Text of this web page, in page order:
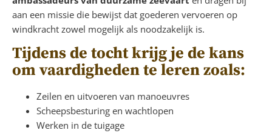
aan een missie die bewijst dat goederen vervoeren op
windkracht zowel mogelijk als noodzakelijk is.
Tijdens de tocht krijg je de kans
om vaardigheden te leren zoals:
Zeilen en uitvoeren van manoeuvres
Scheepsbesturing en wachtlopen
Werken in de tuigage